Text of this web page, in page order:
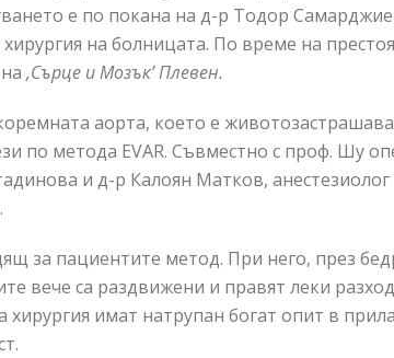
е по покана на д-р Тодор
на болницата. По време на
,Сърце и Мозък’ Плевен.
аорта, което е
по метода EVAR. Съвместно с проф. Шу
и д-р Калоян Матков,
за пациентите метод. При него, през
вече са раздвижени и правят леки
имат натрупан богат опит в